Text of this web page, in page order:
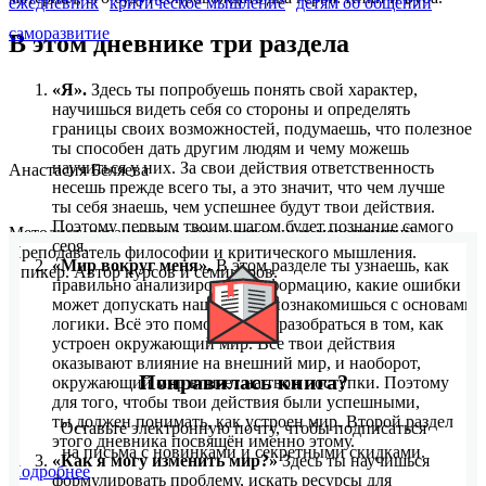
В этом дневнике три раздела
«Я». Здесь ты попробуешь понять свой характер,
научишься видеть себя со стороны и определять
границы своих возможностей, подумаешь, что полезное
ты способен дать другим людям и чему можешь
научиться у них. За свои действия ответственность
несешь прежде всего ты, а это значит, что чем лучше
ты себя знаешь, чем успешнее будут твои действия.
Поэтому первым твоим шагом будет познание самого
себя.
«Мир вокруг меня».В этом разделе ты узнаешь, как
правильно анализировать информацию, какие ошибки
может допускать наш мозг, и познакомишься с основами
логики. Всё это поможет тебе разобраться в том, как
устроен окружающий мир. Все твои действия
оказывают влияние на внешний мир, и наоборот,
окружающий мир влияет на твои поступки. Поэтому
для того, чтобы твои действия были успешными,
ты должен понимать, как устроен мир. Второй раздел
этого дневника посвящён именно этому.
«Как я могу изменить мир?»Здесь ты научишься
формулировать проблему, искать ресурсы для
саморазвитие
Анастасия Беляева
Методист, организатор образовательных мероприятий.
Преподаватель философии и критического мышления.
Спикер. Автор курсов и семинаров.
Подробнее
Понравилась книга?
Оставьте электронную почту, чтобы подписаться
на письма с новинками и секретными скидками.